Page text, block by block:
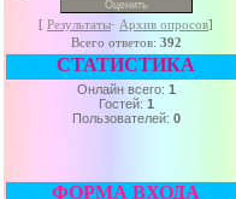
[ Результаты· Архив опросов]
Всего ответов: 392
СТАТИСТИКА
Онлайн всего: 1
Гостей: 1
Пользователей: 0
ФОРМА ВХОДА